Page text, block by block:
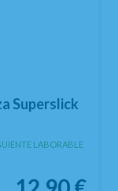
Superslick
LABORABLE